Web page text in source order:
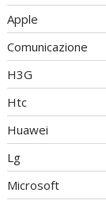
Apple
Comunicazione
H3G
Htc
Huawei
Lg
Microsoft